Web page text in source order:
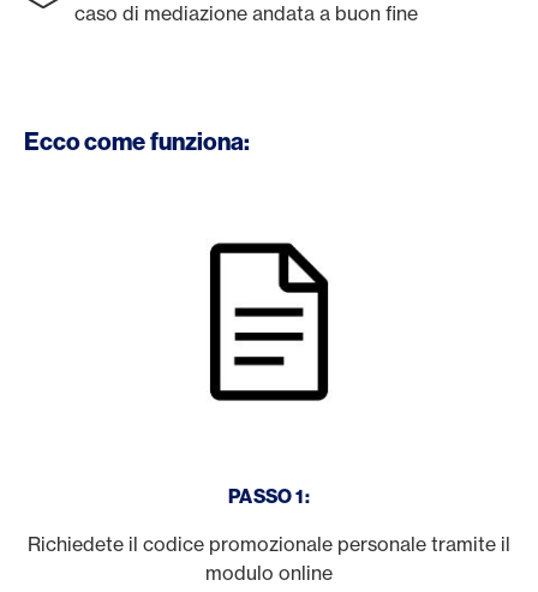
caso di mediazione andata a buon fine
Ecco come funziona:
PASSO 1:
Richiedete il codice promozionale personale tramite il
modulo online